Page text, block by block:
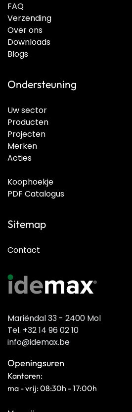
FAQ
Verzending
Over ons
Downloads
Blogs
Ondersteuning
Uw sector
Producten
Projecten
Merken
Acties
Koophoekje
PDF Catalogus
Sitemap
Contact
Mariëndal 33 - 2400 Mol
Tel. +32 14 96 02 10
info@idemax.be
Openingsuren
Kantoren:
ma - vrij: 08:30h - 17:00h